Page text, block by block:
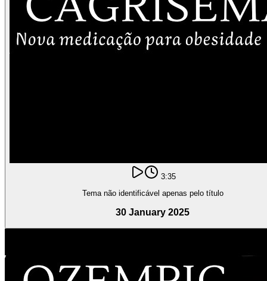
3:35
Tema não identificável apenas pelo título
30 January 2025